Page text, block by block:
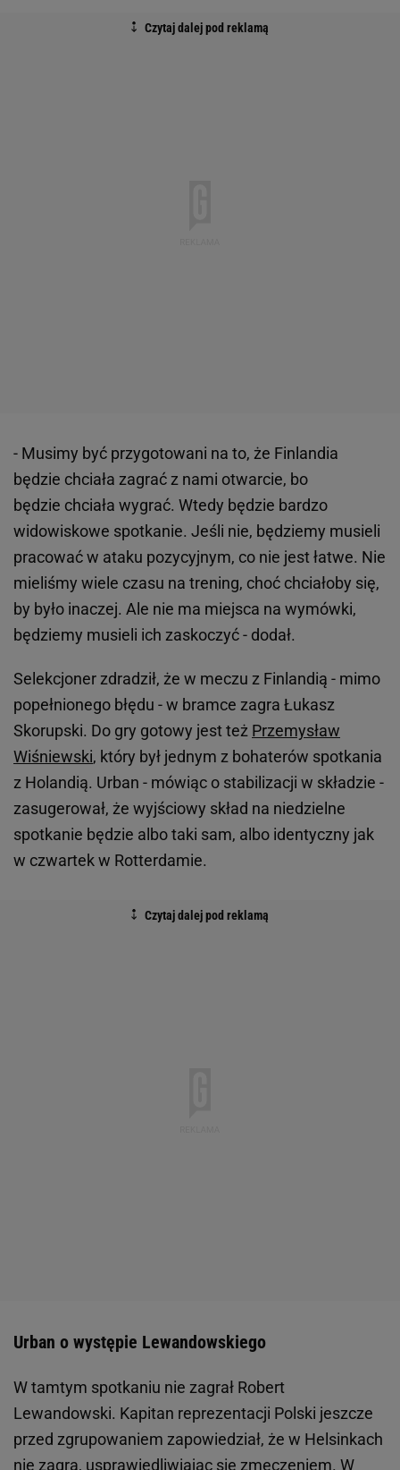
- Musimy być przygotowani na to, że Finlandia
będzie chciała zagrać z nami otwarcie, bo
będzie chciała wygrać. Wtedy będzie bardzo
widowiskowe spotkanie. Jeśli nie, będziemy musieli
pracować w ataku pozycyjnym, co nie jest łatwe. Nie
mieliśmy wiele czasu na trening, choć chciałoby się,
by było inaczej. Ale nie ma miejsca na wymówki,
będziemy musieli ich zaskoczyć - dodał.
Selekcjoner zdradził, że w meczu z Finlandią - mimo
popełnionego błędu - w bramce zagra Łukasz
Skorupski. Do gry gotowy jest też Przemysław
Wiśniewski, który był jednym z bohaterów spotkania
z Holandią. Urban - mówiąc o stabilizacji w składzie -
zasugerował, że wyjściowy skład na niedzielne
spotkanie będzie albo taki sam, albo identyczny jak
w czwartek w Rotterdamie.
Urban o występie Lewandowskiego
W tamtym spotkaniu nie zagrał Robert
Lewandowski. Kapitan reprezentacji Polski jeszcze
przed zgrupowaniem zapowiedział, że w Helsinkach
nie zagra, usprawiedliwiając się zmęczeniem. W